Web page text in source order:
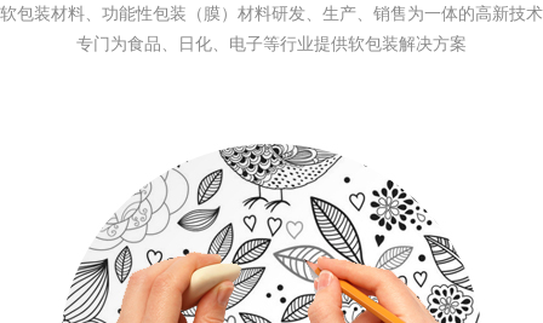
包装材料、功能性包装（膜）材料研发、生产、销售为一体的高新技
专门为食品、日化、电子等行业提供软包装解决方案